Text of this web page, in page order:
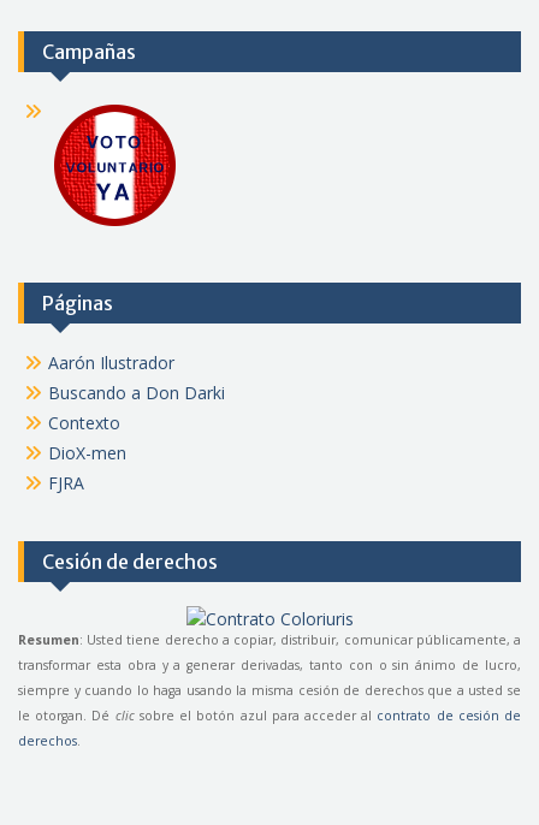
Campañas
Páginas
Aarón Ilustrador
Buscando a Don Darki
Contexto
DioX-men
FJRA
Cesión de derechos
Resumen: Usted tiene derecho a copiar, distribuir, comunicar públicamente, a
transformar esta obra y a generar derivadas, tanto con o sin ánimo de lucro,
siempre y cuando lo haga usando la misma cesión de derechos que a usted se
le otorgan. Dé clicsobre el botón azul para acceder al contrato de cesión de
derechos